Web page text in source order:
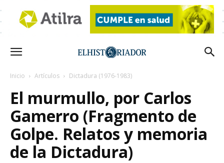
Inicio Artículos Dictadura (1976-1983)
El murmullo, por Carlos
Gamerro (Fragmento de
Golpe. Relatos y memoria
de la Dictadura)